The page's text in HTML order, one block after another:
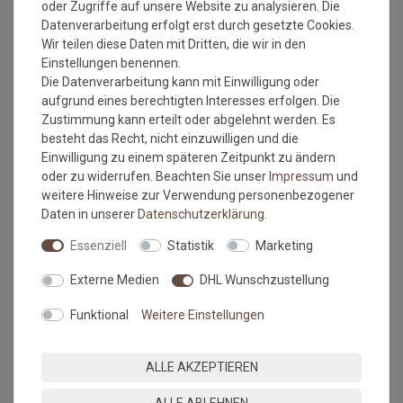
nicht für Treppenstufen geeignet, wegen dem
Latexrücken = zu unflexibel
Bitte beachten Sie immer die
Verlege - und Pflegehinweise
des Herstellers.
Wichtiger Hinweis:
Maßtoleranzen von 1-3 % können auftreten und sind völlig
normal. Sonderanfertigungen im Wunschmaß sind vom
Umtausch/Rückgabe ausgeschlossen.
Kleine Unregelmäßigkeiten (z.b. Noppenübersprünge) in
Struktur und Farbe machen den Reiz von Naturfasern aus.
Farbabweichungen zwischen Bildschirmfoto und Original sind
anzufordern.
oder Zugriffe auf unsere Website zu analysieren. Die
Datenverarbeitung erfolgt erst durch gesetzte Cookies.
Wir teilen diese Daten mit Dritten, die wir in den
Einstellungen benennen.
Die Datenverarbeitung kann mit Einwilligung oder
aufgrund eines berechtigten Interesses erfolgen. Die
Zustimmung kann erteilt oder abgelehnt werden. Es
besteht das Recht, nicht einzuwilligen und die
Einwilligung zu einem späteren Zeitpunkt zu ändern
oder zu widerrufen. Beachten Sie unserImpressum und
weitere Hinweise zur Verwendung personenbezogener
Daten in unsererDaten­schutz­erklärung
Essenziell Statistik Marketing
Externe Medien DHL Wunschzustellung
Funktional Weitere Einstellungen
ALLE AKZEPTIEREN